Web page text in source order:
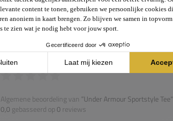
0,0
Algemene beoordeling van ”Under Armour Sportstyle Tee“
0,0 gebasseerd op 0 reviews